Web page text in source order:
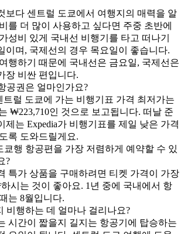
보다 센트럴 도쿄에서 여행지의 매력을 알
를 더 많이 사용하고 싶다면 주중 초반에
성비 있게 국내선 비행기를 타고 떠나기
이며, 국제선의 경우 목요일이 좋습니다.
행하기 때문에 국내선은 금요일, 국제선은
장 비싼 편입니다.
공권은 얼마인가요?
트럴 도쿄에 가는 비행기표 가격 최저가는
₩223,710인 것으로 보고됩니다. 떠날 준
제는 Expedia가 비행기표를 제일 낮은 가격
록 도와드릴게요.
쿄행 항공편을 가장 저렴하게 예약할 수 있
?
특가 상품을 구매하려면 티켓 가격이 가장
시는 것이 좋아요. 1년 중에 국내에서 항
는 8월입니다.
비행하는 데 얼마나 걸리나요?
시간이 짧을지 길지는 항공기에 탑승하는